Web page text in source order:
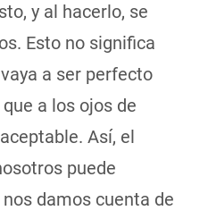
y al hacerlo, se
Esto no significa
a ser perfecto
a los ojos de
Así, el
puede
damos cuenta de